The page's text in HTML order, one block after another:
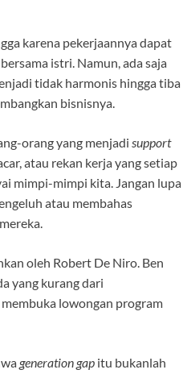
karena pekerjaannya dapat
istri. Namun, ada saja
tidak harmonis hingga tiba
bisnisnya.
orang yang menjadi support
atau rekan kerja yang setiap
mimpi-mimpi kita. Jangan lupa
atau membahas
oleh Robert De Niro. Ben
yang kurang dari
membuka lowongan program
generation gap itu bukanlah